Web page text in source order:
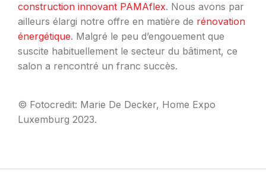
construction innovant PAMAflex. Nous avons par
ailleurs élargi notre offre en matière de rénovation
énergétique. Malgré le peu d’engouement que
suscite habituellement le secteur du bâtiment, ce
salon a rencontré un franc succès.
© Fotocredit: Marie De Decker, Home Expo
Luxemburg 2023.